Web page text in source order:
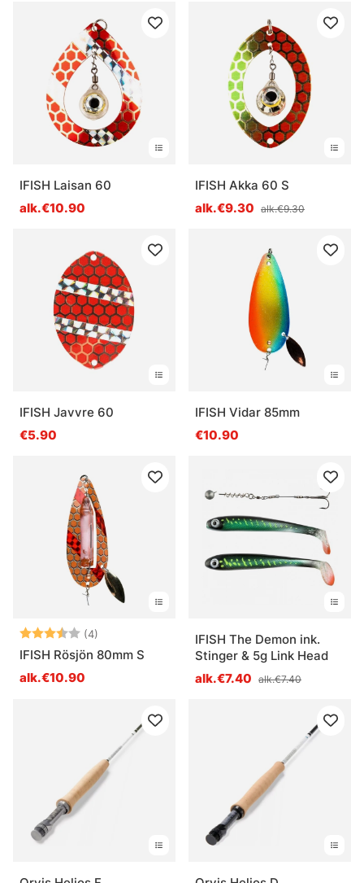
IFISH Laisan 60
alk.€10.90
IFISH Akka 60 S
alk.€9.30 alk.€9.30
IFISH Javvre 60
€5.90
IFISH Vidar 85mm
€10.90
Arvio: (4)
3.5 5:sta tähdestä
IFISH Rösjön 80mm S
alk.€10.90
IFISH The Demon ink.
Stinger & 5g Link Head
alk.€7.40 alk.€7.40